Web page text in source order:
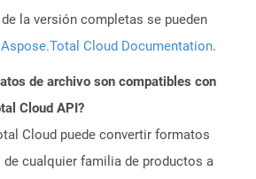
la versión completas se pueden
Aspose.Total Cloud Documentation.
de archivo son compatibles con
Cloud API?
Cloud puede convertir formatos
de cualquier familia de productos a